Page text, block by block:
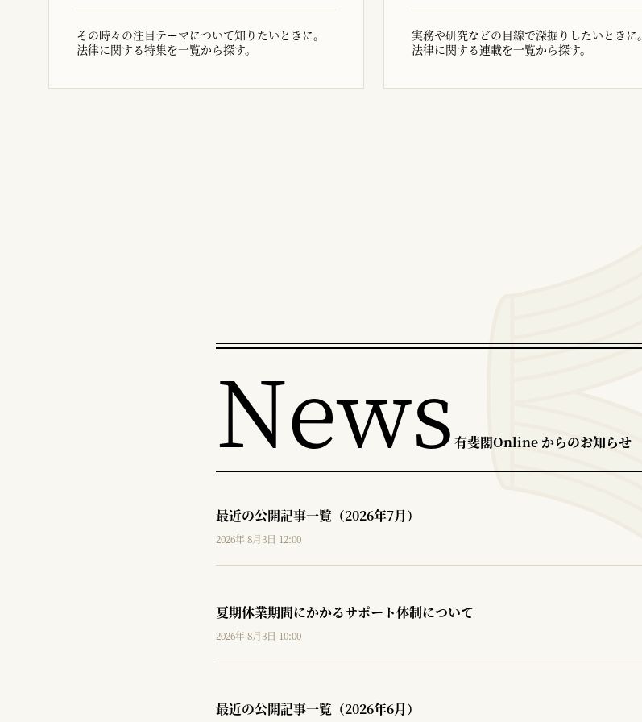
その時々の注目テーマについて知りたいときに。
法律に関する特集を一覧から探す。
実務や研究などの目線で深掘りしたいときに。
法律に関する連載を一覧から探す。
News 有斐閣Online からのお知らせ
最近の公開記事一覧（2026年7月）
2026年 8月3日 12:00
夏期休業期間にかかるサポート体制について
2026年 8月3日 10:00
最近の公開記事一覧（2026年6月）